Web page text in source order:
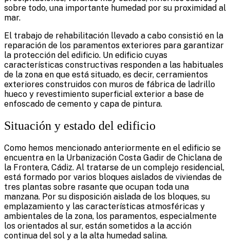
sobre todo, una importante humedad por su proximidad al
mar.
El trabajo de rehabilitación llevado a cabo consistió en la
reparación de los paramentos exteriores para garantizar
la protección del edificio. Un edificio cuyas
características constructivas responden a las habituales
de la zona en que está situado, es decir, cerramientos
exteriores construidos con muros de fábrica de ladrillo
hueco y revestimiento superficial exterior a base de
enfoscado de cemento y capa de pintura.
Situación y estado del edificio
Como hemos mencionado anteriormente en el edificio se
encuentra en la Urbanización Costa Gadir de Chiclana de
la Frontera, Cádiz. Al tratarse de un complejo residencial,
está formado por varios bloques aislados de viviendas de
tres plantas sobre rasante que ocupan toda una
manzana. Por su disposición aislada de los bloques, su
emplazamiento y las características atmosféricas y
ambientales de la zona, los paramentos, especialmente
los orientados al sur, están sometidos a la acción
continua del sol y a la alta humedad salina.